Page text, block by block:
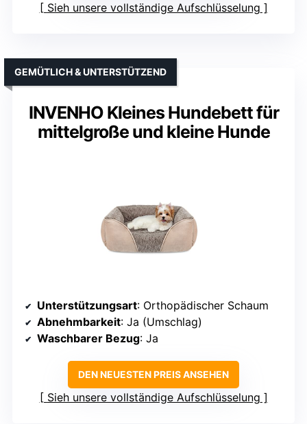
Sieh unsere vollständige Aufschlüsselung
INVENHO Kleines Hundebett für
mittelgroße und kleine Hunde
GEMÜTLICH & UNTERSTÜTZEND
Unterstützungsart: Orthopädischer Schaum
Abnehmbarkeit: Ja (Umschlag)
Waschbarer Bezug: Ja
DEN NEUESTEN PREIS ANSEHEN
Sieh unsere vollständige Aufschlüsselung